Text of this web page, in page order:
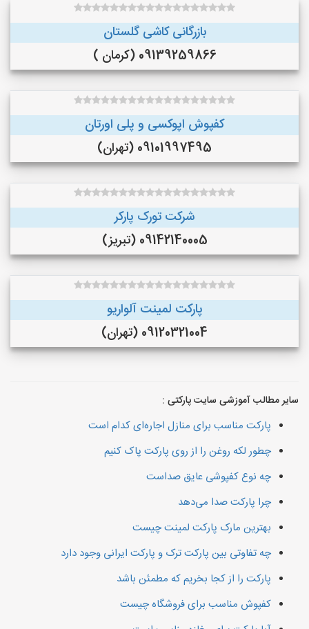
بازرگانی کاشی گلستان
09139259866 (کرمان )
کفپوش اپوکسی و پلی اورتان
09101997495 (تهران)
شرکت تورک پارکر
09142140005 (تبریز)
پارکت لمینت آلواریو
09120321004 (تهران)
سایر مطالب آموزشی سایت پارکتی :
پارکت مناسب برای منازل اجاره‌ای کدام است
چطور لکه روغن را از روی پارکت پاک کنیم
چه نوع کفپوشی عایق صداست
چرا پارکت صدا می‌دهد
بهترین مارک پارکت لمینت چیست
چه تفاوتی بین پارکت ترک و پارکت ایرانی وجود دارد
پارکت را از کجا بخریم که مطمئن باشد
کفپوش مناسب برای فروشگاه چیست